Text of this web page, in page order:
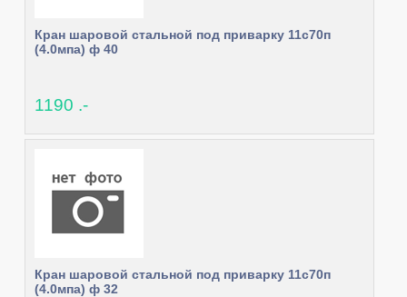
Кран шаровой стальной под приварку 11с70п
(4.0мпа) ф 40
1190 .-
Кран шаровой стальной под приварку 11с70п
(4.0мпа) ф 32